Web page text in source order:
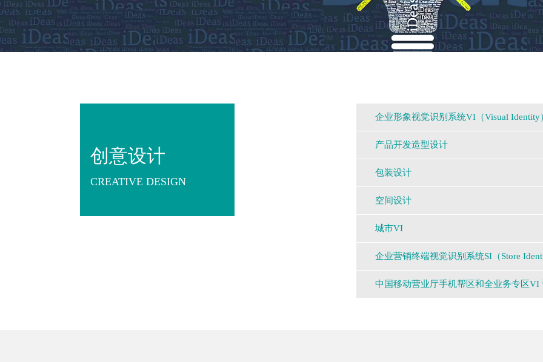
创意设计
CREATIVE DESIGN
企业形象视觉识别系统VI（Visual Identity
品牌标志：
品牌标志设计
注册商标设计
品牌标志应用规范
基础系统
印刷系统
产品开发造型设计
市场与竞品分析
产品定量研究
核心设计理念提炼
产品外观造型设计
材料工艺与结构设计
包装设计
包装设计核心理念提炼
包装材料开发研究
视觉层级规划
货架陈列效果研究
空间设计
展示展览
博物馆规划设计
品牌办公空间
城市VI
城市LOGO
城市推广语/Slogan
企业营销终端视觉识别系统SI（Store
功能模块规划系统
中国移动营业厅手机帮区和全业务专区VI